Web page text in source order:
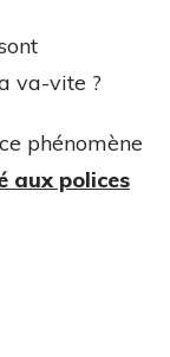
va-vite ?
phénomène
aux polices